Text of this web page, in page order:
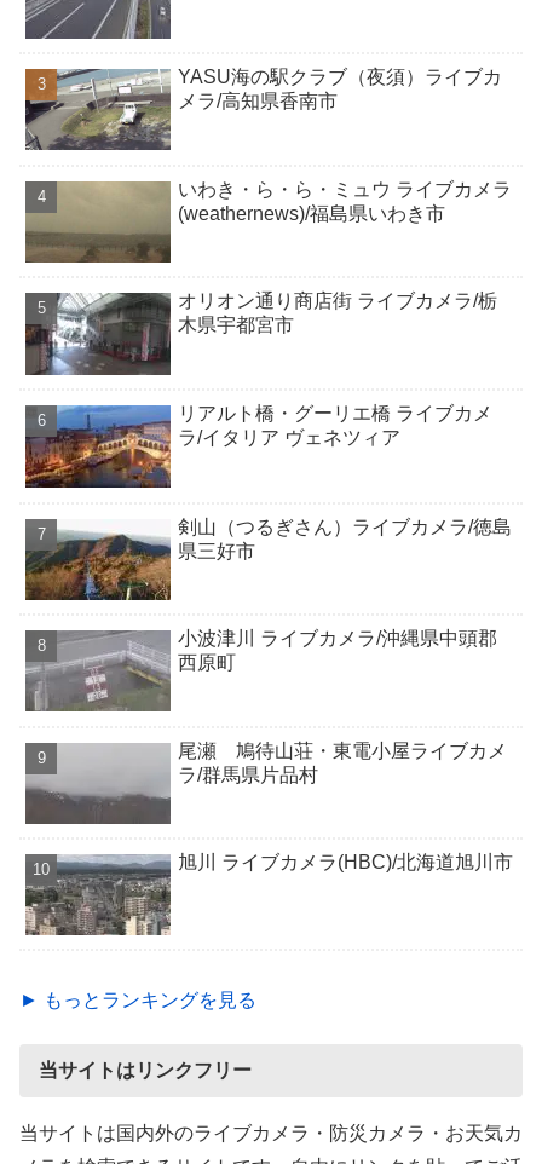
YASU海の駅クラブ（夜須）ライブカ
メラ/高知県香南市
いわき・ら・ら・ミュウ ライブカメラ
(weathernews)/福島県いわき市
オリオン通り商店街 ライブカメラ/栃
木県宇都宮市
リアルト橋・グーリエ橋 ライブカメ
ラ/イタリア ヴェネツィア
剣山（つるぎさん）ライブカメラ/徳島
県三好市
小波津川 ライブカメラ/沖縄県中頭郡
西原町
尾瀬 鳩待山荘・東電小屋ライブカメ
ラ/群馬県片品村
旭川 ライブカメラ(HBC)/北海道旭川市
► もっとランキングを見る
当サイトはリンクフリー
当サイトは国内外のライブカメラ・防災カメラ・お天気カ